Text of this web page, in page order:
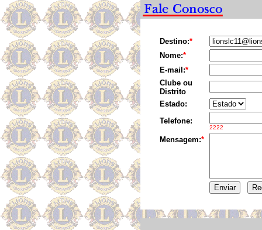
Destino:*
Nome:*
E-mail:*
Clube ou
Distrito
Estado:
Telefone:
2222
Mensagem:*